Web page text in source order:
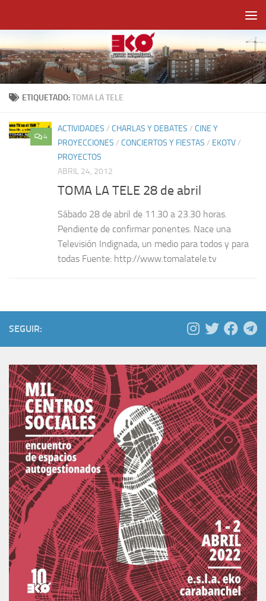
ETIQUETADO:TOMA LA TELE
4
ACTIVIDADES / CHARLAS Y DEBATES / CINE Y
PROYECCIONES / CONCIERTOS Y FIESTAS / EKOTV/
PROYECTOS
ABRIL 24, 2012
TOMA LA TELE 28 de abril
Sábado 28 de abril de 11.30 a 23.30 horas.
Pendiente de confirmar ponentes. Nace una
Televisión Indignada, un medio para todos y para
todas Fuente: http://www.tomalatele.tv
SEGUIR: